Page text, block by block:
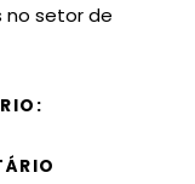
no setor de